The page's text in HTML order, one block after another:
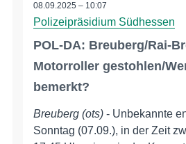
08.09.2025 – 10:07
Polizeipräsidium Südhessen
POL-DA: Breuberg/Rai-
Motorroller gestohlen/
bemerkt?
Breuberg (ots) - Unbekannte
Sonntag (07.09.), in der Zeit